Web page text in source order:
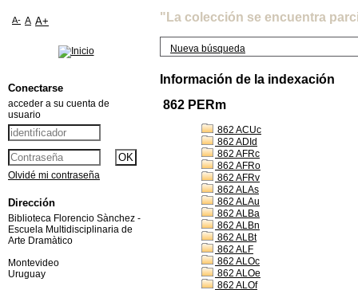
"La colección se encuentra
Nueva búsqueda
Información de la indexación
862 PERm
862 ACUc
862 ADId
862 AFRc
862 AFRo
862 AFRv
862 ALAs
862 ALAu
862 ALBa
862 ALBn
862 ALBt
862 ALF
862 ALOc
862 ALOe
862 ALOf
A- A A+
Conectarse
acceder a su cuenta de
usuario
Olvidé mi contraseña
Dirección
Biblioteca Florencio Sànchez -
Escuela Multidisciplinaria de
Arte Dramàtico
Montevideo
Uruguay